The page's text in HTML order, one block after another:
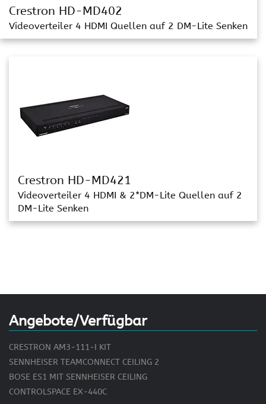
Crestron HD-MD402
Videoverteiler 4 HDMI Quellen auf 2 DM-Lite Senken
Crestron HD-MD421
Videoverteiler 4 HDMI & 2*DM-Lite Quellen auf 2
DM-Lite Senken
Angebote/Verfügbar
CRESTRON AM3-111-I KIT
SENNHEISER TEAMCONNECT CEILING 2
BOSE ES1 MIT SENNHEISER CEILING
CONTROLSPACE EX-440C